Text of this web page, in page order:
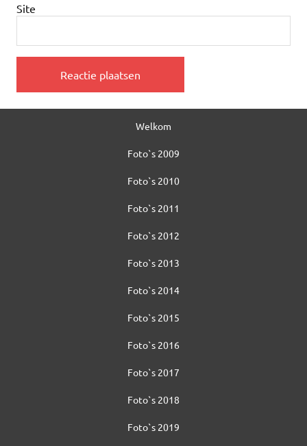
Site
Welkom
Foto`s 2009
Foto`s 2010
Foto`s 2011
Foto`s 2012
Foto`s 2013
Foto`s 2014
Foto`s 2015
Foto`s 2016
Foto`s 2017
Foto`s 2018
Foto`s 2019